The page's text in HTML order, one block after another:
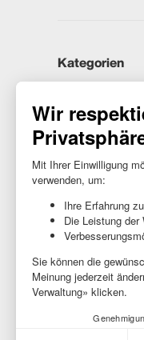
Kategorien
Samsung
Huawei
Benötigst du